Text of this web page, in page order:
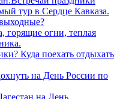
тур в Сердце Кавказа.
горящие огни, теплая
Куда поехать отдыхать
на День России по
на День